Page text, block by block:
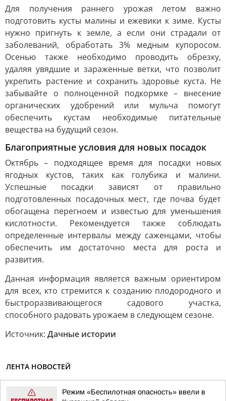
Для получения раннего урожая летом важно
подготовить кусты малины и ежевики к зиме. Кусты
нужно пригнуть к земле, а если они страдали от
заболеваний, обработать 3% медным купоросом.
Осенью также необходимо проводить обрезку,
удаляя увядшие и зараженные ветки, что позволит
укрепить растение и сохранить здоровье куста. Не
забывайте о полноценной подкормке – внесение
органических удобрений или мульча помогут
обеспечить кустам необходимые питательные
вещества на будущий сезон.
Благоприятные условия для новых посадок
Октябрь – подходящее время для посадки новых
ягодных кустов, таких как голубика и малини.
Успешные посадки зависят от правильно
подготовленных посадочных мест, где почва будет
обогащена перегноем и известью для уменьшения
кислотности. Рекомендуется также соблюдать
определенные интервалы между саженцами, чтобы
обеспечить им достаточно места для роста и
развития.
Данная информация является важным ориентиром
для всех, кто стремится к созданию плодородного и
быстроразвивающегося садового участка,
способного радовать урожаем в следующем сезоне.
Источник: Дачные истории
ЛЕНТА НОВОСТЕЙ
Режим «Беспилотная опасность» ввели в